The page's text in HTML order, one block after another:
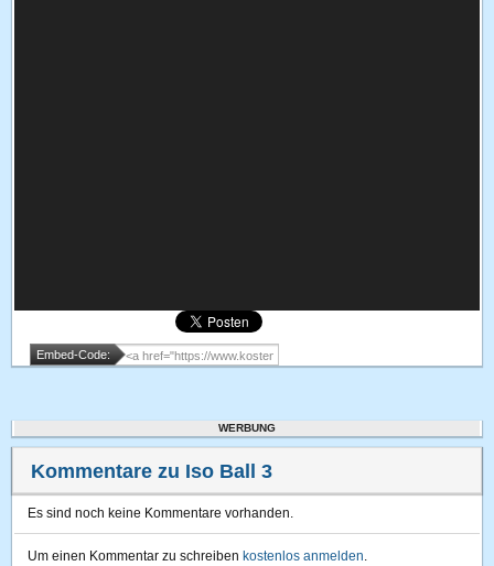
Embed-Code:
WERBUNG
Kommentare zu Iso Ball 3
Es sind noch keine Kommentare vorhanden.
Um einen Kommentar zu schreiben kostenlos anmelden.